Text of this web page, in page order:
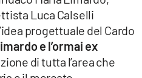
Luca Calselli
progettuale del Cardo
e l’ormai ex
di tutta l’area che